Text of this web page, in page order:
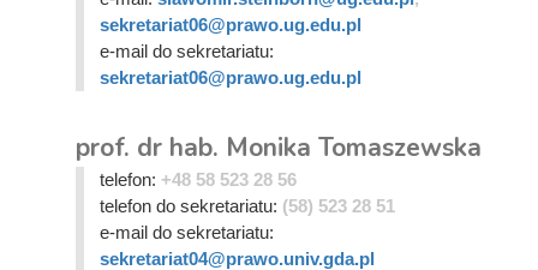
sekretariat06@prawo.ug.edu.pl
e-mail do sekretariatu:
sekretariat06@prawo.ug.edu.pl
prof. dr hab. Monika Tomaszewska
telefon: +48 58 523 28 56
telefon do sekretariatu: (58) 523 28 51
e-mail do sekretariatu:
sekretariat04@prawo.univ.gda.pl